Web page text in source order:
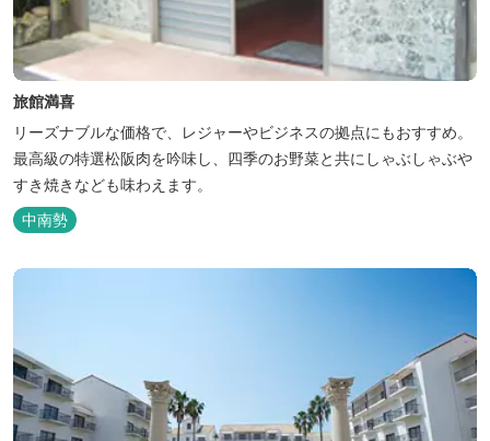
旅館満喜
リーズナブルな価格で、レジャーやビジネスの拠点にもおすすめ。
最高級の特選松阪肉を吟味し、四季のお野菜と共にしゃぶしゃぶや
すき焼きなども味わえます。
中南勢